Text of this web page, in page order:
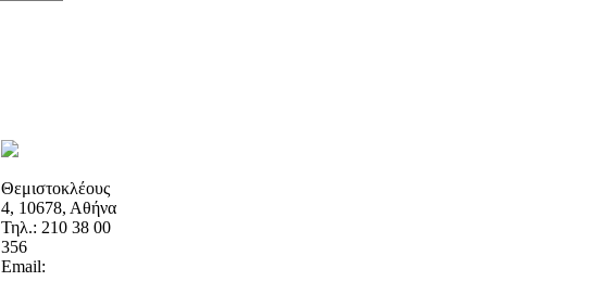
Θεμιστοκλέους
4, 10678, Αθήνα
Τηλ.: 210 38 00
356
Email: